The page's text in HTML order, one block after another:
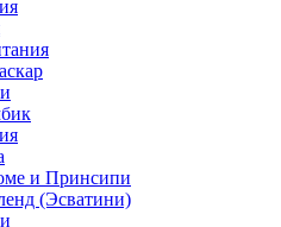
и Принсипи
(Эсватини)